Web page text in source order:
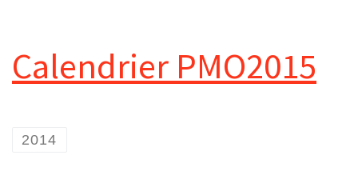
Calendrier PMO2015
2014